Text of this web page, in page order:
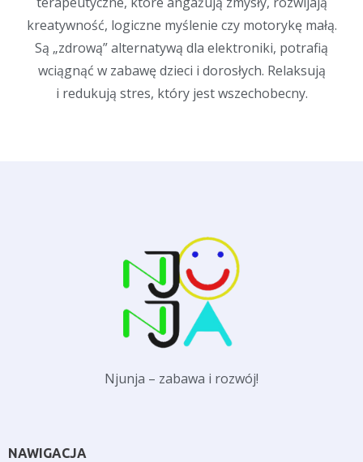
kreatywność, logiczne myślenie czy motorykę małą.
Są „zdrową” alternatywą dla elektroniki, potrafią
wciągnąć w zabawę dzieci i dorosłych. Relaksują
i redukują stres, który jest wszechobecny.
Njunja – zabawa i rozwój!
NAWIGACJA